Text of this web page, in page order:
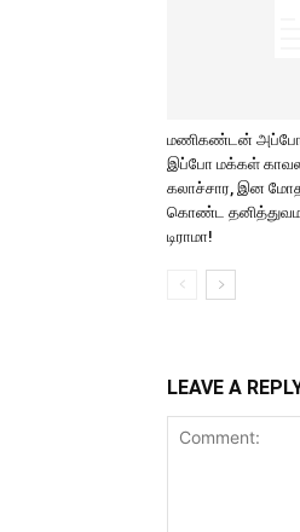
மணிகண்டன் அப்போ
இப்போ மக்கள்
கலாச்சார, இன
கொண்ட
டிராமா!
LEAVE A